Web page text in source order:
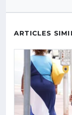
ARTICLES